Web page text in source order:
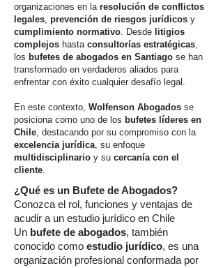
organizaciones en la resolución de conflictos
legales, prevención de riesgos jurídicos y
cumplimiento normativo. Desde litigios
complejos hasta consultorías estratégicas,
los bufetes de abogados en Santiago se han
transformado en verdaderos aliados para
enfrentar con éxito cualquier desafío legal.
En este contexto, Wolfenson Abogados se
posiciona como uno de los bufetes líderes en
Chile, destacando por su compromiso con la
excelencia jurídica, su enfoque
multidisciplinario y su cercanía con el
cliente.
¿Qué es un Bufete de Abogados?
Conozca el rol, funciones y ventajas de
acudir a un estudio jurídico en Chile
Un bufete de abogados, también
conocido como estudio jurídico, es una
organización profesional conformada por